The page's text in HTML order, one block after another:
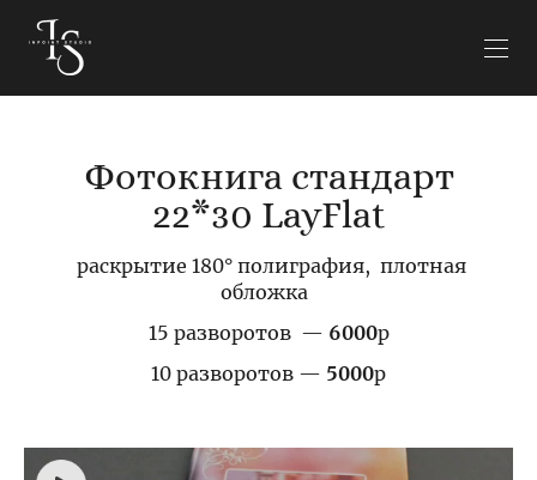
Фотокнига стандарт
22*30 LayFlat
раскрытие 180° полиграфия, плотная
обложка
15 разворотов — 6000р
10 разворотов — 5000р